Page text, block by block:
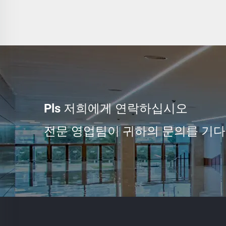
Pls 저희에게 연락하십시오
전문 영업팀이 귀하의 문의를 기